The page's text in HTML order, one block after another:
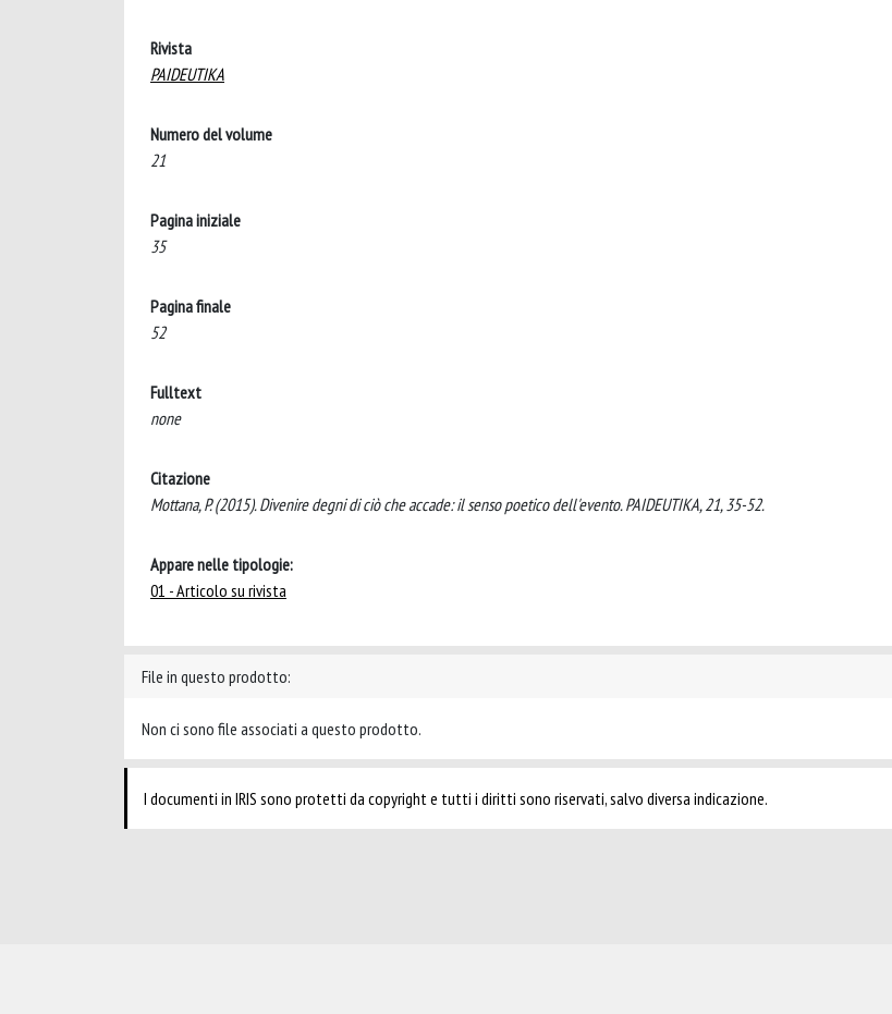
Rivista
PAIDEUTIKA
Numero del volume
21
Pagina iniziale
35
Pagina finale
52
Fulltext
none
Citazione
Mottana, P. (2015). Divenire degni di ciò che accade: il senso poetico dell'evento. PAIDEUTIKA, 21, 35-52.
Appare nelle tipologie:
01 - Articolo su rivista
File in questo prodotto:
Non ci sono file associati a questo prodotto.
I documenti in IRIS sono protetti da copyright e tutti i diritti sono riservati, salvo diversa indicazione.